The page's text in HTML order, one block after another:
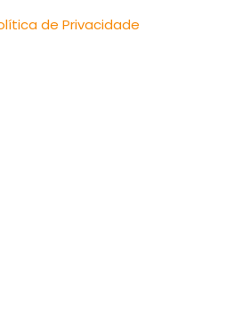
de Privacidade